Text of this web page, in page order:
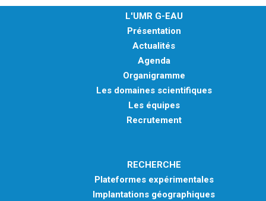
L'UMR G-EAU
Présentation
Actualités
Agenda
Organigramme
Les domaines scientifiques
Les équipes
Recrutement
RECHERCHE
Plateformes expérimentales
Implantations géographiques